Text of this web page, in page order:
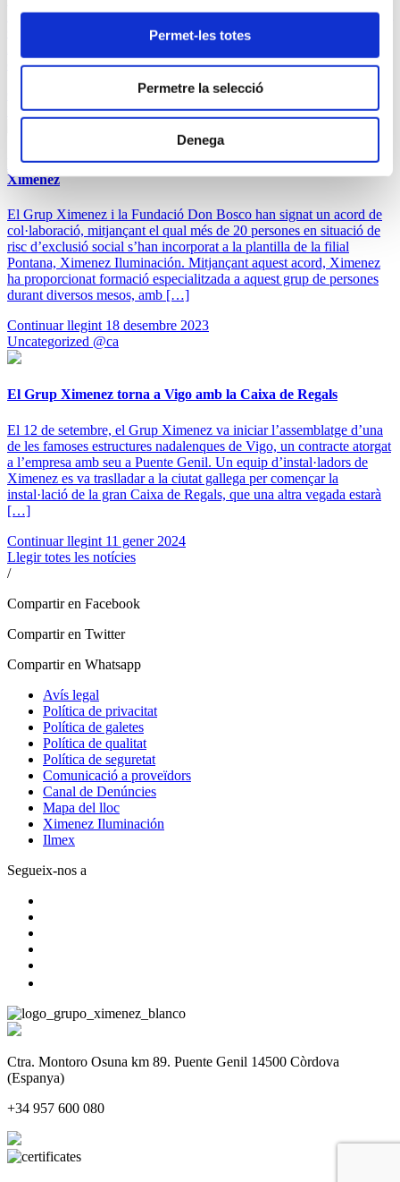
Permet-les totes
Permetre la selecció
Denega
instal·lació d’enllumenat públic i estructures grans. Com a resultat, el
Grup Ximenez té ara el seu primer equip de dones per a la
en camps relacionats amb […]
11 gener 2024
Uncategorized @ca
Persones en situació de risc d’exclusió social s’uneixen a
Ximenez
El Grup Ximenez i la Fundació Don Bosco han signat un acord de
col·laboració, mitjançant el qual més de 20 persones en situació de
risc d’exclusió social s’han incorporat a la plantilla de la filial
Pontana, Ximenez Iluminación. Mitjançant aquest acord, Ximenez
ha proporcionat formació especialitzada a aquest grup de persones
durant diversos mesos, amb […]
Continuar llegint 18 desembre 2023
Uncategorized @ca
El Grup Ximenez torna a Vigo amb la Caixa de Regals
El 12 de setembre, el Grup Ximenez va iniciar l’assemblatge d’una
de les famoses estructures nadalenques de Vigo, un contracte atorgat
a l’empresa amb seu a Puente Genil. Un equip d’instal·ladors de
Ximenez es va traslladar a la ciutat gallega per començar la
instal·lació de la gran Caixa de Regals, que una altra vegada estarà
[…]
Continuar llegint 11 gener 2024
Llegir totes les notícies
/
Compartir en Facebook
Compartir en Twitter
Compartir en Whatsapp
Avís legal
Política de privacitat
Política de galetes
Política de qualitat
Política de seguretat
Comunicació a proveïdors
Canal de Denúncies
Mapa del lloc
Ximenez Iluminación
Ilmex
Segueix-nos a
Ctra. Montoro Osuna km 89. Puente Genil 14500 Còrdova
(Espanya)
+34 957 600 080